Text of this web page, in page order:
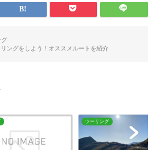
グ
ングをしよう！オススメルートを紹介
ツーリング